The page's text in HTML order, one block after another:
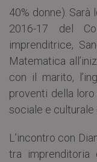
40% donne). Sarà
2016-17 del
imprenditrice,
Matematica
con il marito,
proventi della
sociale e culturale
L’incontro con
tra imprenditoria